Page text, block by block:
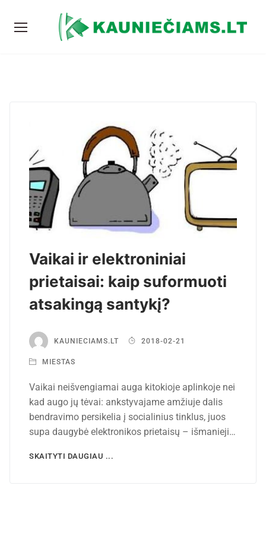
Vaikai ir elektroniniai
prietaisai: kaip suformuoti
atsakingą santykį?
KAUNIECIAMS.LT 2018-02-21
MIESTAS
Vaikai neišvengiamai auga kitokioje aplinkoje nei
kad augo jų tėvai: ankstyvajame amžiuje dalis
bendravimo persikelia į socialinius tinklus, juos
supa daugybė elektronikos prietaisų – išmanieji…
SKAITYTI DAUGIAU ...